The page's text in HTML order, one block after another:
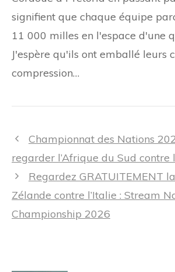
signifient que chaque équipe
11 000 milles en l'espace d'une
J'espère qu'ils ont emballé leurs
compression…
Navigation
Championnat des Nations
regarder l’Afrique du Sud contre
Regardez GRATUITEMENT
Zélande contre l’Italie : Stream
Championship 2026